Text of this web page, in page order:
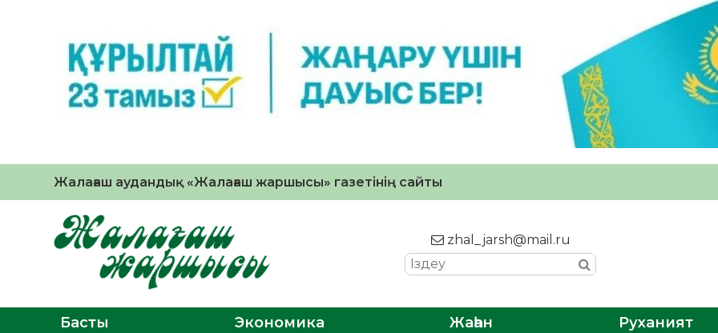
Жалағаш аудандық «Жалағаш жаршысы» газетінің сайты
zhal_jarsh@mail.ru
Басты Экономика Жаһан Руханият